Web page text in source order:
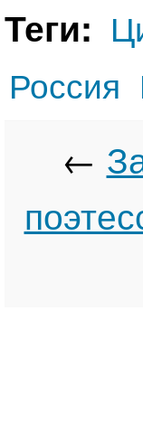
Теги:
Россия
←